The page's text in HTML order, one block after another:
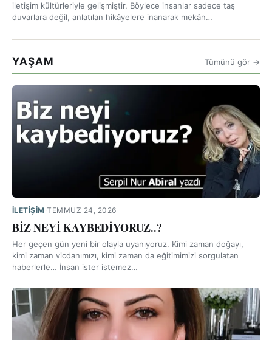
iletişim kültürleriyle gelişmiştir. Böylece insanlar sadece taş
duvarlara değil, anlatılan hikâyelere inanarak mekân…
YAŞAM Tümünü gör →
İLETIŞIM·TEMMUZ 24, 2026
BİZ NEYİ KAYBEDİYORUZ..?
Her geçen gün yeni bir olayla uyanıyoruz. Kimi zaman doğayı,
kimi zaman vicdanımızı, kimi zaman da eğitimimizi sorgulatan
haberlerle… İnsan ister istemez…